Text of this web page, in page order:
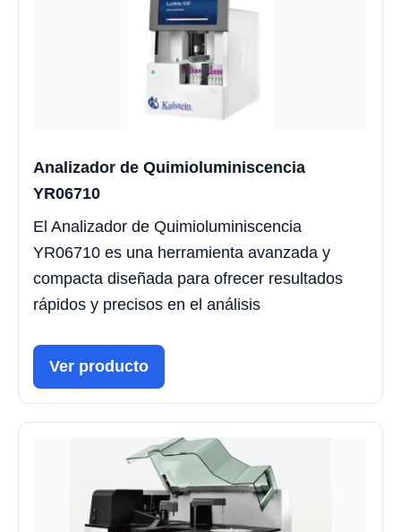
Analizador de Quimioluminiscencia
YR06710
El Analizador de Quimioluminiscencia
YR06710 es una herramienta avanzada y
compacta diseñada para ofrecer resultados
rápidos y precisos en el análisis
Ver producto